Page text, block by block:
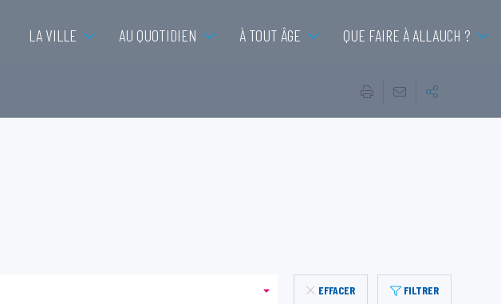
LA VILLE AU QUOTIDIEN À TOUT ÂGE QUE FAIRE À ALLAUCH ?
EFFACER FILTRER